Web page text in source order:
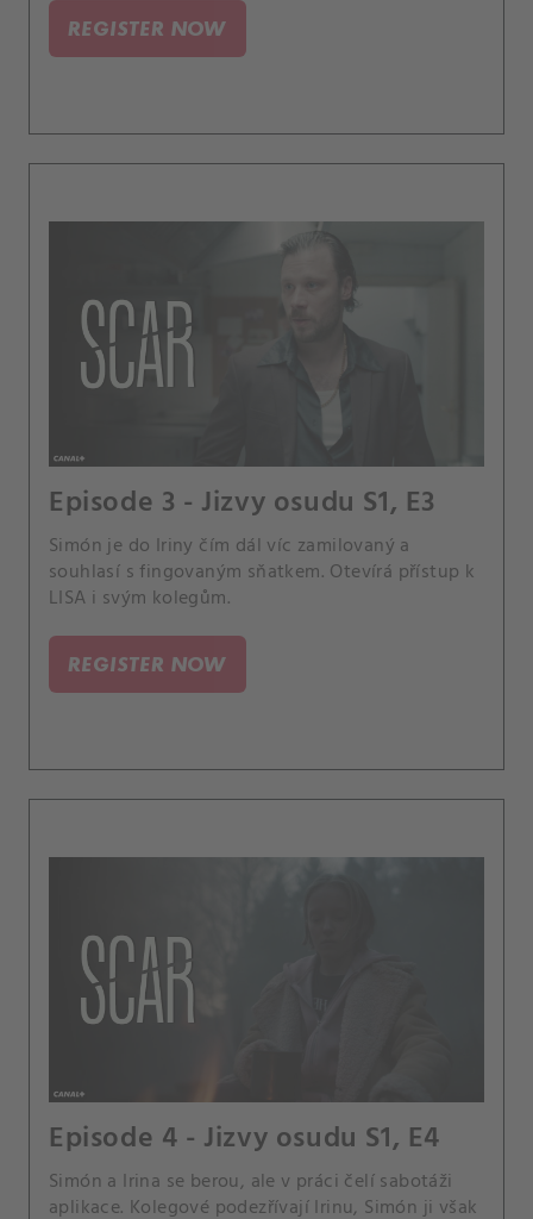
REGISTER NOW
Episode 3 - Jizvy osudu S1, E3
Simón je do Iriny čím dál víc zamilovaný a
souhlasí s fingovaným sňatkem. Otevírá přístup k
LISA i svým kolegům.
REGISTER NOW
Episode 4 - Jizvy osudu S1, E4
Simón a Irina se berou, ale v práci čelí sabotáži
aplikace. Kolegové podezřívají Irinu, Simón ji však